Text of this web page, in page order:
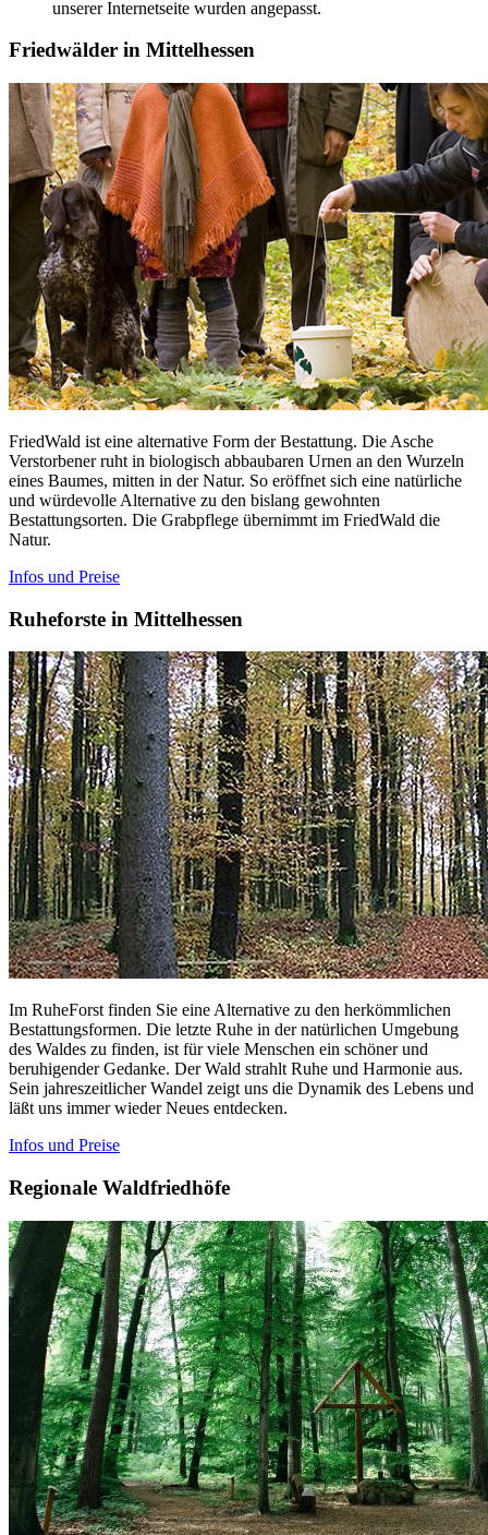
unserer Internetseite wurden angepasst.
Friedwälder in Mittelhessen
FriedWald ist eine alternative Form der Bestattung. Die Asche
Verstorbener ruht in biologisch abbaubaren Urnen an den Wurzeln
eines Baumes, mitten in der Natur. So eröffnet sich eine natürliche
und würdevolle Alternative zu den bislang gewohnten
Bestattungsorten. Die Grabpflege übernimmt im FriedWald die
Natur.
Infos und Preise
Ruheforste in Mittelhessen
Im RuheForst finden Sie eine Alternative zu den herkömmlichen
Bestattungsformen. Die letzte Ruhe in der natürlichen Umgebung
des Waldes zu finden, ist für viele Menschen ein schöner und
beruhigender Gedanke. Der Wald strahlt Ruhe und Harmonie aus.
Sein jahreszeitlicher Wandel zeigt uns die Dynamik des Lebens und
läßt uns immer wieder Neues entdecken.
Infos und Preise
Regionale Waldfriedhöfe